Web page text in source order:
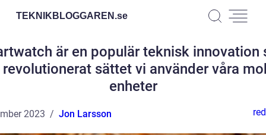
TEKNIKBLOGGAREN.se
är en populär teknisk innovation
revolutionerat sättet vi använder våra
enheter
2023 Jon Larsson